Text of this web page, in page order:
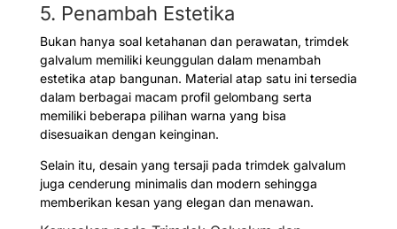
5. Penambah Estetika
Bukan hanya soal ketahanan dan perawatan, trimdek
galvalum memiliki keunggulan dalam menambah
estetika atap bangunan. Material atap satu ini tersedia
dalam berbagai macam profil gelombang serta
memiliki beberapa pilihan warna yang bisa
disesuaikan dengan keinginan.
Selain itu, desain yang tersaji pada trimdek galvalum
juga cenderung minimalis dan modern sehingga
memberikan kesan yang elegan dan menawan.